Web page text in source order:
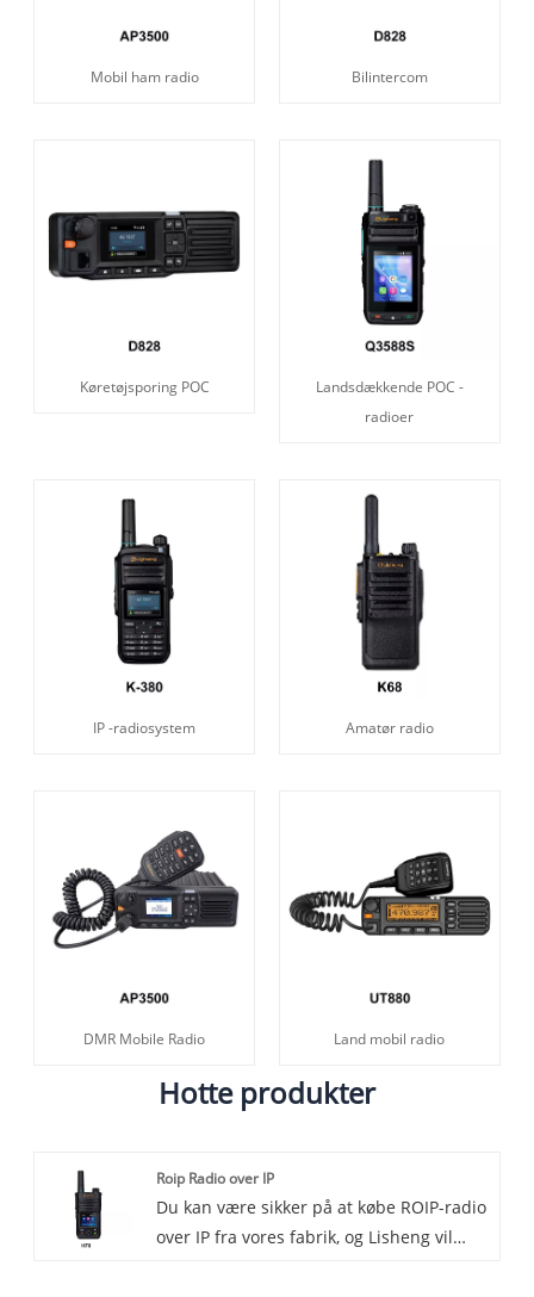
Mobil ham radio Bilintercom
Køretøjsporing POC
Landsdækkende POC -
radioer
IP -radiosystem Amatør radio
DMR Mobile Radio Land mobil radio
Hotte produkter
Roip Radio over IP
Du kan være sikker på at købe ROIP-radio
over IP fra vores fabrik, og Lisheng vil